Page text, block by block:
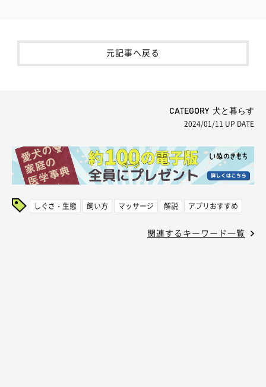
元記事へ戻る
CATEGORY 犬と暮らす
2024/01/11 UP DATE
しぐさ・生態 飼い方 マッサージ 解説 アプリおすすめ
関連するキーワード一覧